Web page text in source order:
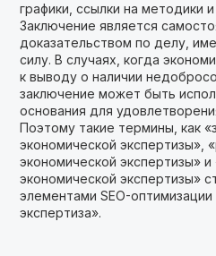
графики, ссылки на методики
Заключение является
доказательством по делу,
силу. В случаях, когда
к выводу о наличии
заключение может быть
основания для
Поэтому такие термины, как
экономической экспертизы»,
экономической экспертизы»
экономической экспертизы»
элементами SEO-
экспертиза».